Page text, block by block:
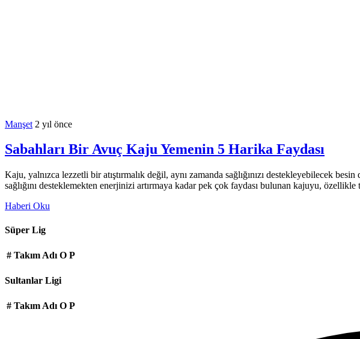
Manşet 2 yıl önce
Sabahları Bir Avuç Kaju Yemenin 5 Harika Faydası
Kaju, yalnızca lezzetli bir atıştırmalık değil, aynı zamanda sağlığınızı destekleyebilecek
sağlığını desteklemekten enerjinizi artırmaya kadar pek çok faydası bulunan kajuyu, özellikle
Haberi Oku
Süper Lig
# Takım Adı O P
Sultanlar Ligi
# Takım Adı O P